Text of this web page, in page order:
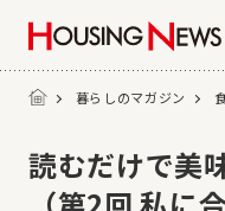
暮らしのマガジン
読むだけで美